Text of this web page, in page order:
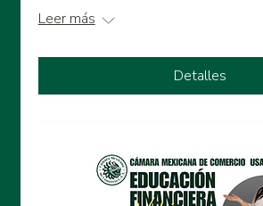
Leer más
Detalles